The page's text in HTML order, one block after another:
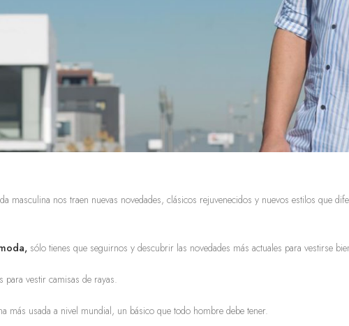
masculina nos traen nuevas novedades, clásicos rejuvenecidos y nuevos estilos que
sólo tienes que seguirnos y descubrir las novedades más actuales para vestirse
vestir camisas de rayas.
más usada a nivel mundial, un básico que todo hombre debe tener.